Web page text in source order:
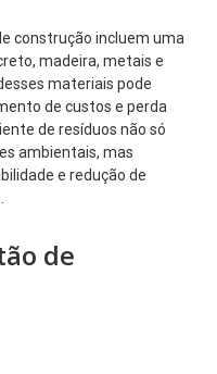
construção incluem uma
madeira, metais e
materiais pode
de custos e perda
de resíduos não só
ambientais, mas
e redução de
de